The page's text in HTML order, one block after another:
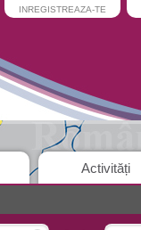
INREGISTREAZA-TE
Activități